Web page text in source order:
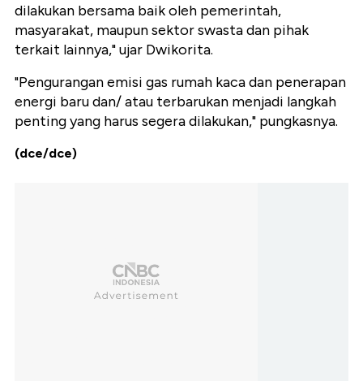
dilakukan bersama baik oleh pemerintah,
masyarakat, maupun sektor swasta dan pihak
terkait lainnya," ujar Dwikorita.
"Pengurangan emisi gas rumah kaca dan penerapan
energi baru dan/ atau terbarukan menjadi langkah
penting yang harus segera dilakukan," pungkasnya.
(dce/dce)